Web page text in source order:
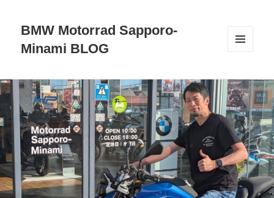
BMW Motorrad Sapporo-
Minami BLOG
ィジェ
ット